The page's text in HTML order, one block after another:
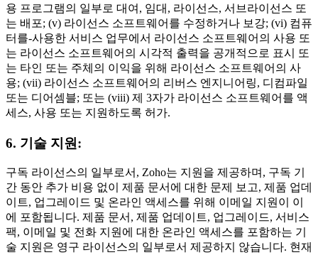
용 프로그램의 일부로 대여, 임대, 라이선스, 서브라이선스 또
는 배포; (v) 라이선스 소프트웨어를 수정하거나 보강; (vi) 컴퓨
터를-사용한 서비스 업무에서 라이선스 소프트웨어의 사용 또
는 라이선스 소프트웨어의 시각적 출력을 공개적으로 표시 또
는 타인 또는 주체의 이익을 위해 라이선스 소프트웨어의 사
용; (vii) 라이선스 소프트웨어의 리버스 엔지니어링, 디컴파일
또는 디어셈블; 또는 (viii) 제 3자가 라이선스 소프트웨어를 액
세스, 사용 또는 지원하도록 허가.
6. 기술 지원:
구독 라이선스의 일부로서, Zoho는 지원을 제공하며, 구독 기
간 동안 추가 비용 없이 제품 문서에 대한 문제 보고, 제품 업데
이트, 업그레이드 및 온라인 액세스를 위해 이메일 지원이 이
에 포함됩니다. 제품 문서, 제품 업데이트, 업그레이드, 서비스
팩, 이메일 및 전화 지원에 대한 온라인 액세스를 포함하는 기
술 지원은 영구 라이선스의 일부로서 제공하지 않습니다. 현재